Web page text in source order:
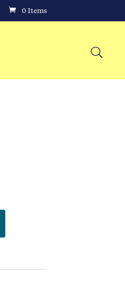
0 Items